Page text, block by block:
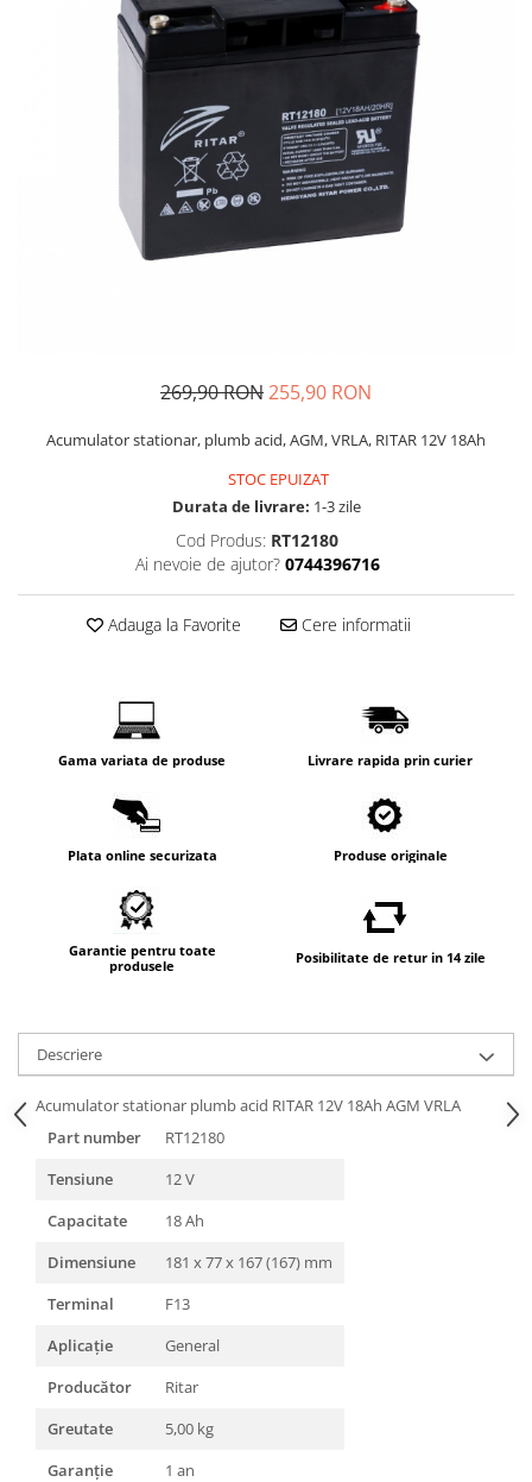
269,90 RON255,90 RON
Acumulator stationar, plumb acid, AGM, VRLA, RITAR 12V 18Ah
STOC EPUIZAT
Durata de livrare: 1-3 zile
Cod Produs: RT12180
Ai nevoie de ajutor? 0744396716
Adauga la Favorite Cere informatii
Gama variata de produse Livrare rapida prin curier
Plata online securizata Produse originale
Garantie pentru toate
produsele
Posibilitate de retur in 14 zile
Descriere
Acumulator stationar plumb acid RITAR 12V 18Ah AGM VRLA
Part number
RT12180
Tensiune
12 V
Capacitate
18 Ah
Dimensiune
181 x 77 x 167 (167) mm
Terminal
F13
Aplicație
General
Producător
Ritar
Greutate
5,00 kg
Garanție
1 an